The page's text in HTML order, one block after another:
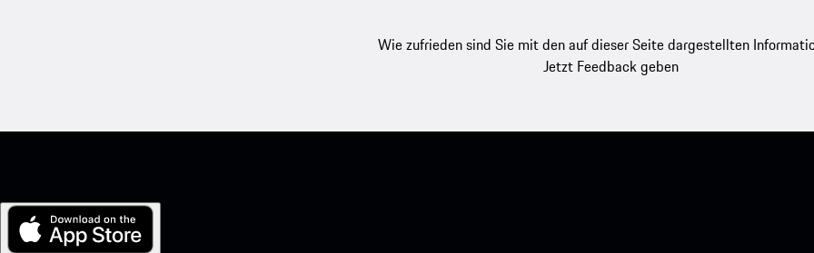
Wie zufrieden sind Sie mit den auf dieser Seite dargestellten
Jetzt Feedback geben